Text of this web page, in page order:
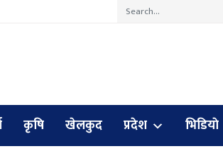
कृषि खेलकुद प्रदेश भिडियाे